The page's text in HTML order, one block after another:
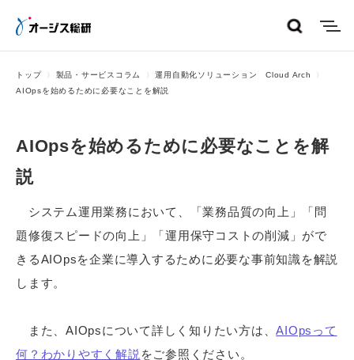
トップ 製品・サービスコラム
運用自動化ソリューション Cloud Arch
AIOpsを始めるために必要なことを解説
AIOpsを始めるために必要なことを解
説
システム運用業務において、「業務品質の向上」「問
題修復スピードの向上」「運用保守コストの削減」がで
きるAIOpsを企業に導入するために必要な事前知識を解説
します。
また、AIOpsについて詳しく知りたい方は、AIOpsって
何？わかりやすく解説 をご参照ください。